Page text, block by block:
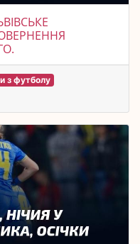
з футболу